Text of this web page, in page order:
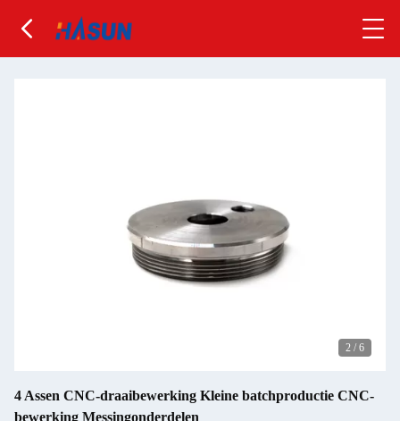
2 / 6
4 Assen CNC-draaibewerking Kleine batchproductie CNC-
bewerking Messingonderdelen